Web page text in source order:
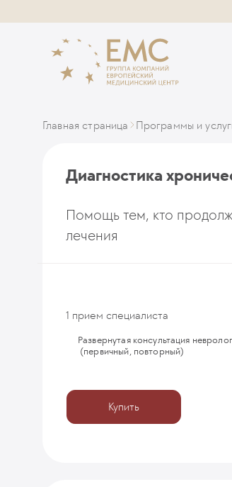
Главная страница Программы и
Диагностика
Помощь тем, кто
лечения
1 прием специалиста
Развернутая консультация
(первичный, повторный)
Купить